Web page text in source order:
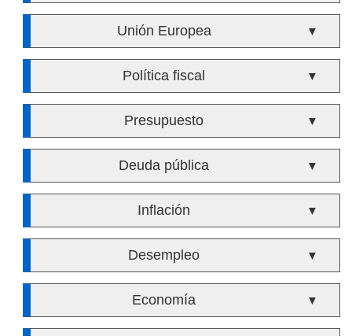
Unión Europea ▼
Política fiscal ▼
Presupuesto ▼
Deuda pública ▼
Inflación ▼
Desempleo ▼
Economía ▼